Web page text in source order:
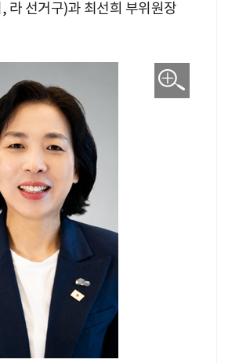
라 선거구)과 최선희 부위원장
박지수 아나운서가 타본 ‘전설의 무쏘’… “여성·
초보자도 반할 반전 매력”